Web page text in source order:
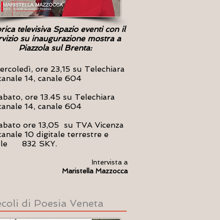
televisiva Spazio eventi con il
su inaugurazione mostra a
Piazzola sul Brenta:
ore 23,15 su Telechiara
14, canale 604
ore 13.45 su Telechiara
14, canale 604
ore 13,05 su TVA Vicenza
10 digitale terrestre e
832 SKY.
Intervista a
Maristella Mazzocca
di Poesia Veneta